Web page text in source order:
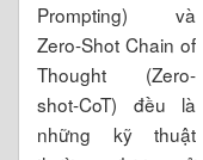
Prompting) và
Zero-Shot Chain of
Thought (Zero-
shot-CoT) đều là
những kỹ thuật